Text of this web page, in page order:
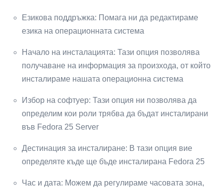
Езикова поддръжка: Помага ни да редактираме
езика на операционната система
Начало на инсталацията: Тази опция позволява
получаване на информация за произхода, от който
инсталираме нашата операционна система
Избор на софтуер: Тази опция ни позволява да
определим кои роли трябва да бъдат инсталирани
във Fedora 25 Server
Дестинация за инсталиране: В тази опция вие
определяте къде ще бъде инсталирана Fedora 25
Час и дата: Можем да регулираме часовата зона,